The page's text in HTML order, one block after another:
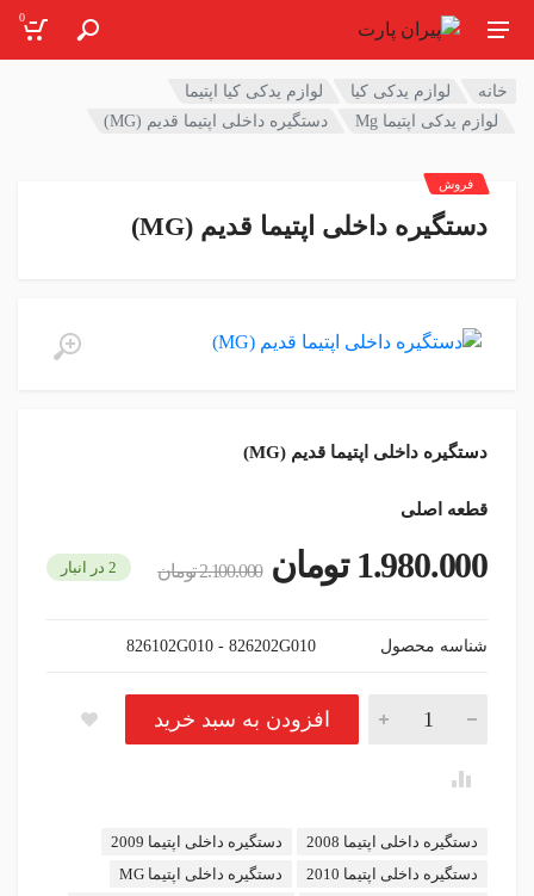
0
خانه لوازم یدکی کیا
لوازم یدکی کیا اپتیما
لوازم یدکی اپتیما Mg
دستگیره داخلی اپتیما قدیم (MG)
دستگیره داخلی اپتیما قدیم (MG)
دستگیره داخلی اپتیما قدیم (MG)
قطعه اصلی
فروش
1.980.000 تومان 2.100.000تومان 2 در انبار
شناسه محصول 826102G010 - 826202G010
دستگیره داخلی اپتیما قدیم (MG) تعداد
افزودن به سبد خرید
برچسب:
دستگیره داخلی اپتیما 2008
دستگیره داخلی اپتیما 2009
دستگیره داخلی اپتیما 2010
دستگیره داخلی اپتیما MG